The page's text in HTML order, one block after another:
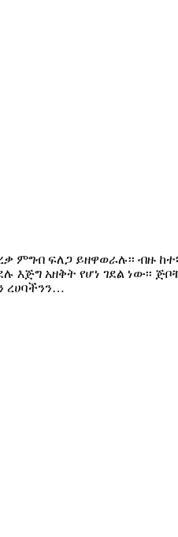
ምግብ ፍለጋ ይዘዋወራሉ፡፡ ብዙ
እጅግ አዘቅት የሆነ ገደል ነው፡፡
ረሀባችንን…